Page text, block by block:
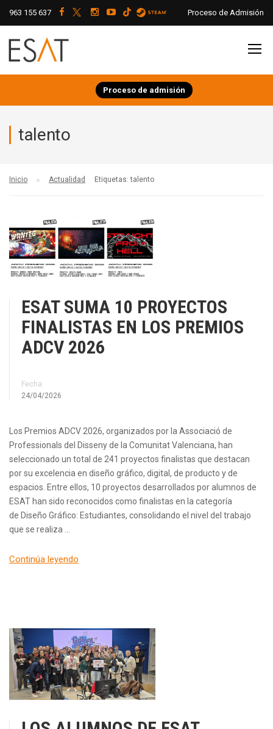
Proceso de admisión
963 155 637 Proceso de Admisión
talento
Inicio Actualidad Etiquetas: talento
ESAT SUMA 10 PROYECTOS
FINALISTAS EN LOS PREMIOS
ADCV 2026
Fecha
24/04/2026
Los Premios ADCV 2026, organizados por la Associació de
Professionals del Disseny de la Comunitat Valenciana, han
seleccionado un total de 241 proyectos finalistas que destacan
por su excelencia en diseño gráfico, digital, de producto y de
espacios. Entre ellos, 10 proyectos desarrollados por alumnos de
ESAT han sido reconocidos como finalistas en la categoría
de Diseño Gráfico: Estudiantes, consolidando el nivel del trabajo
que se realiza …
Continúa leyendo